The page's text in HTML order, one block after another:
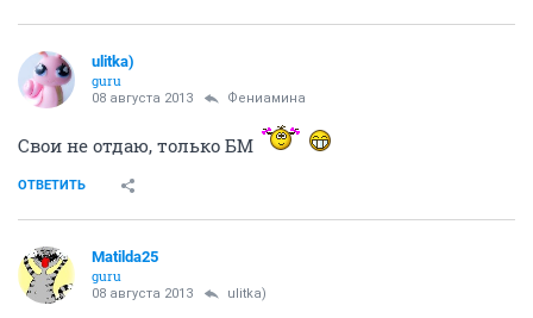
ulitka)
guru
08 августа 2013 Фениамина
Свои не отдаю, только БМ
ОТВЕТИТЬ
Matilda25
guru
08 августа 2013 ulitka)